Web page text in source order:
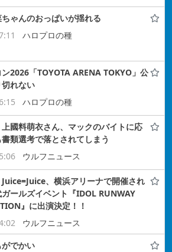
ゃんのおっぱいが揺れる
ハロプロの種
2026「TOYOTA ARENA TOKYO」公
れない
ハロプロの種
上國料萌衣さん、マックのバイトに応
類選考で落とされてしまう
ウルフニュース
Juice=Juice、横浜アリーナで開催され
ールズイベント『IDOL RUNWAY
』に出演決定！！
ウルフニュース
でかい